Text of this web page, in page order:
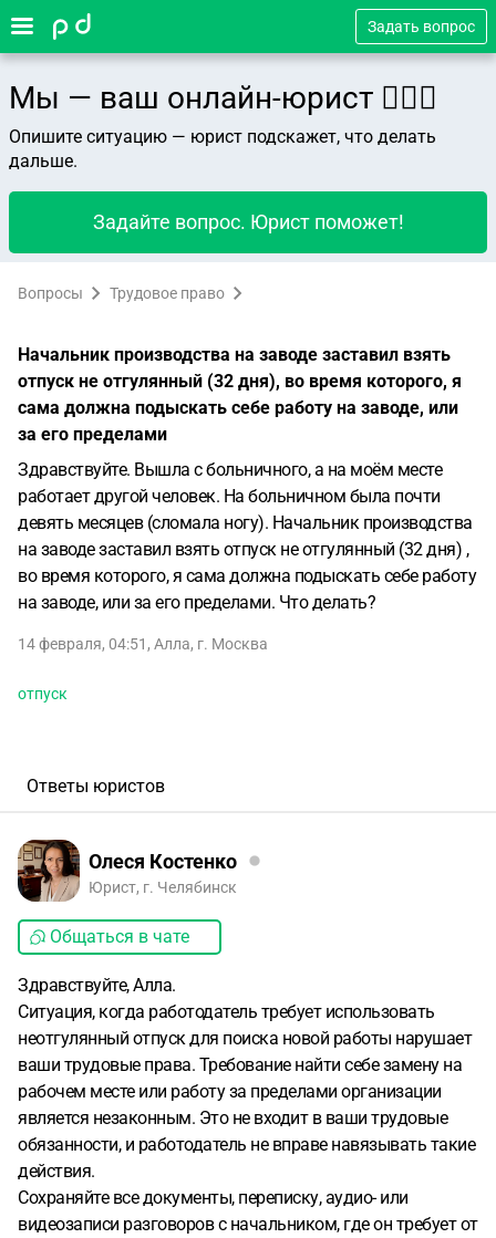
Задать вопрос
Мы — ваш онлайн-юрист 👨🏻‍⚖️
Опишите ситуацию — юрист подскажет, что делать
дальше.
Задайте вопрос. Юрист поможет!
Вопросы Трудовое право
Начальник производства на заводе заставил взять
отпуск не отгулянный (32 дня), во время которого, я
сама должна подыскать себе работу на заводе, или
за его пределами
Здравствуйте. Вышла с больничного, а на моём месте
работает другой человек. На больничном была почти
девять месяцев (сломала ногу). Начальник производства
на заводе заставил взять отпуск не отгулянный (32 дня) ,
во время которого, я сама должна подыскать себе работу
на заводе, или за его пределами. Что делать?
14 февраля, 04:51 , Алла, г. Москва
отпуск
Ответы юристов
Олеся Костенко
Юрист, г. Челябинск
Общаться в чате
Здравствуйте, Алла.
Ситуация, когда работодатель требует использовать
неотгулянный отпуск для поиска новой работы нарушает
ваши трудовые права. Требование найти себе замену на
рабочем месте или работу за пределами организации
является незаконным. Это не входит в ваши трудовые
обязанности, и работодатель не вправе навязывать такие
действия.
Сохраняйте все документы, переписку, аудио- или
видеозаписи разговоров с начальником, где он требует от